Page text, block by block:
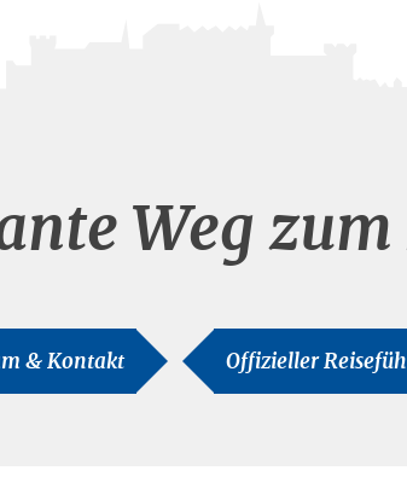
Weg
& Kontakt Offizieller